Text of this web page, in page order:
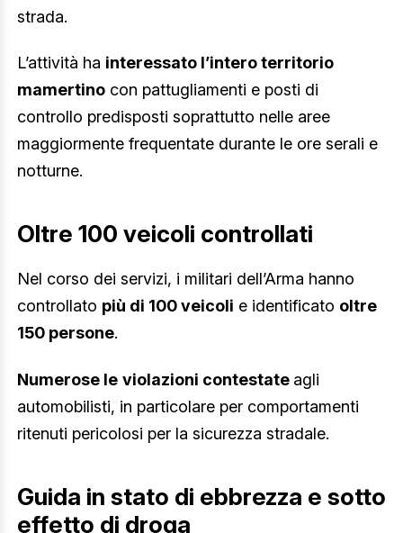
strada.
L’attività ha interessato l’intero territorio
mamertino con pattugliamenti e posti di
controllo predisposti soprattutto nelle aree
maggiormente frequentate durante le ore serali e
notturne.
Oltre 100 veicoli controllati
Nel corso dei servizi, i militari dell’Arma hanno
controllato più di 100 veicoli e identificato oltre
150 persone.
Numerose le violazioni contestate agli
automobilisti, in particolare per comportamenti
ritenuti pericolosi per la sicurezza stradale.
Guida in stato di ebbrezza e sotto
effetto di droga